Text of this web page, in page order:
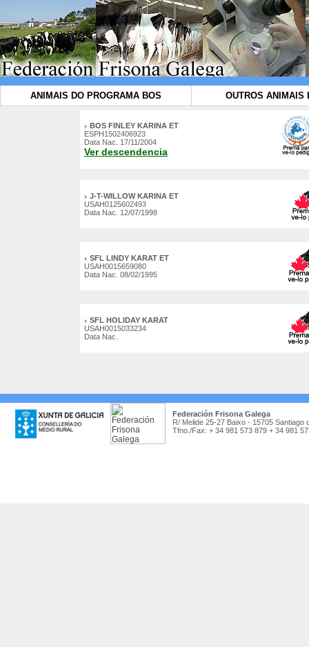
ANIMAIS DO PROGRAMA BOS OUTROS ANIMAIS
BOS FINLEY KARINA ET
ESPH1502406923
Data Nac. 17/11/2004
Ver descendencia
J-T-WILLOW KARINA ET
USAH0125602493
Data Nac. 12/07/1998
SFL LINDY KARAT ET
USAH0015659080
Data Nac. 08/02/1995
SFL HOLIDAY KARAT
USAH0015033234
Data Nac.
Federación Frisona Galega
R/ Melide 25-27 Baixo - 15705 Santiago
Tfno./Fax: + 34 981 573 879 + 34 981